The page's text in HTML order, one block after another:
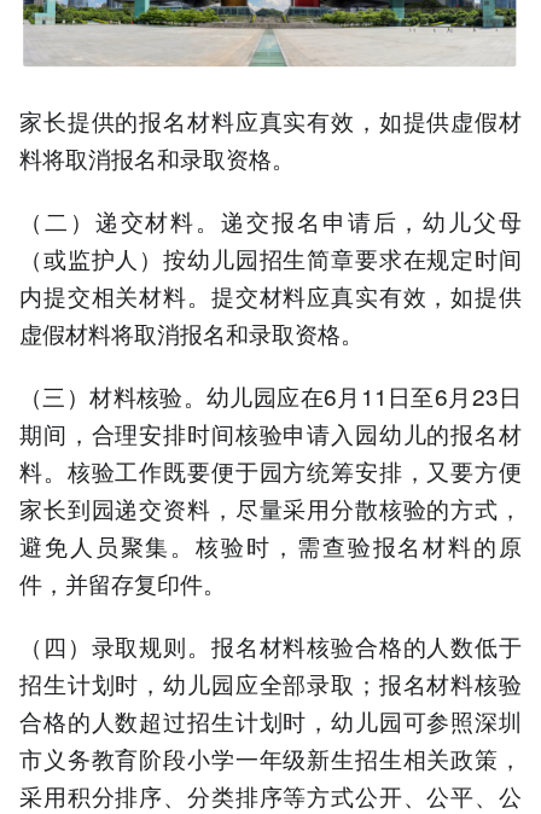
家长提供的报名材料应真实有效，如提供虚假材
料将取消报名和录取资格。
（二）递交材料。递交报名申请后，幼儿父母
（或监护人）按幼儿园招生简章要求在规定时间
内提交相关材料。提交材料应真实有效，如提供
虚假材料将取消报名和录取资格。
（三）材料核验。幼儿园应在6月11日至6月23日
期间，合理安排时间核验申请入园幼儿的报名材
料。核验工作既要便于园方统筹安排，又要方便
家长到园递交资料，尽量采用分散核验的方式，
避免人员聚集。核验时，需查验报名材料的原
件，并留存复印件。
（四）录取规则。报名材料核验合格的人数低于
招生计划时，幼儿园应全部录取；报名材料核验
合格的人数超过招生计划时，幼儿园可参照深圳
市义务教育阶段小学一年级新生招生相关政策，
采用积分排序、分类排序等方式公开、公平、公